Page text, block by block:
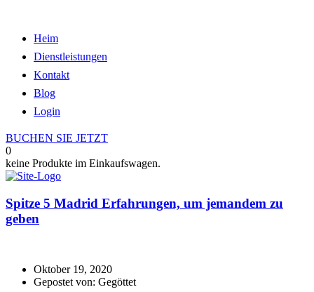
Heim
Dienstleistungen
Kontakt
Blog
Login
BUCHEN SIE JETZT
0
keine Produkte im Einkaufswagen.
Spitze 5 Madrid Erfahrungen, um jemandem zu
geben
Oktober 19, 2020
Gepostet von: Gegöttet